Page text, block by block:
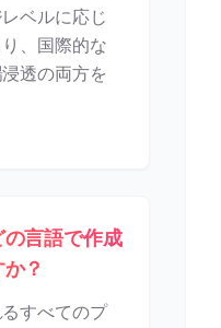
ベルに応じ
、国際的な
透の両方を
言語で作成
？
すべてのプ